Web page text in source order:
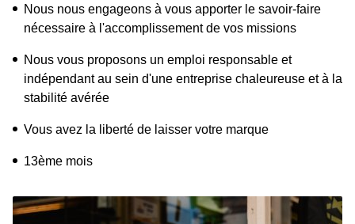
Nous nous engageons à vous apporter le savoir-faire
nécessaire à l'accomplissement de vos missions
Nous vous proposons un emploi responsable et
indépendant au sein d'une entreprise chaleureuse et à la
stabilité avérée
Vous avez la liberté de laisser votre marque
13ème mois